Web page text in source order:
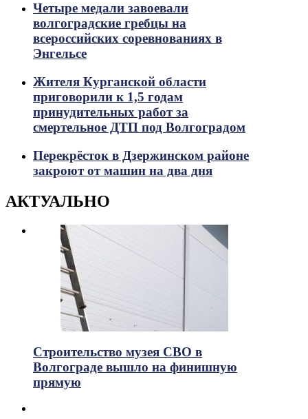
Четыре медали завоевали
волгоградские гребцы на
всероссийских соревнованиях в
Энгельсе
Жителя Курганской области
приговорили к 1,5 годам
принудительных работ за
смертельное ДТП под Волгоградом
Перекрёсток в Дзержинском районе
закроют от машин на два дня
АКТУАЛЬНО
Строительство музея СВО в
Волгограде вышло на финишную
прямую